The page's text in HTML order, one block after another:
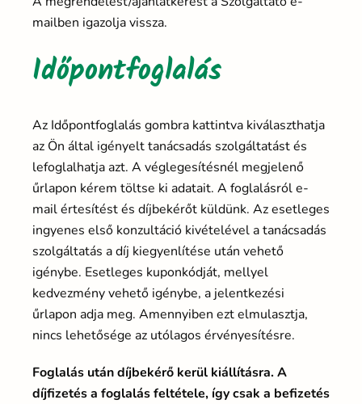
mailben igazolja vissza.
Időpontfoglalás
Az Időpontfoglalás gombra kattintva kiválaszthatja
az Ön által igényelt tanácsadás szolgáltatást és
lefoglalhatja azt. A véglegesítésnél megjelenő
űrlapon kérem töltse ki adatait. A foglalásról e-
mail értesítést és díjbekérőt küldünk. Az esetleges
ingyenes első konzultáció kivételével a tanácsadás
szolgáltatás a díj kiegyenlítése után vehető
igénybe. Esetleges kuponkódját, mellyel
kedvezmény vehető igénybe, a jelentkezési
űrlapon adja meg. Amennyiben ezt elmulasztja,
nincs lehetősége az utólagos érvényesítésre.
Foglalás után díjbekérő kerül kiállításra. A
díjfizetés a foglalás feltétele, így csak a befizetés